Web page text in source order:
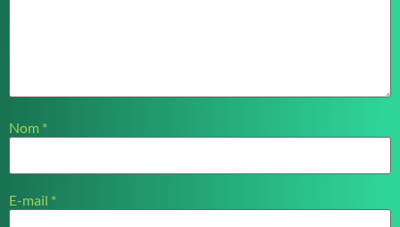
Nom *
E-mail *